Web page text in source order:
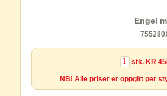
Engel
stk. KR
NB! Alle priser er oppgitt per